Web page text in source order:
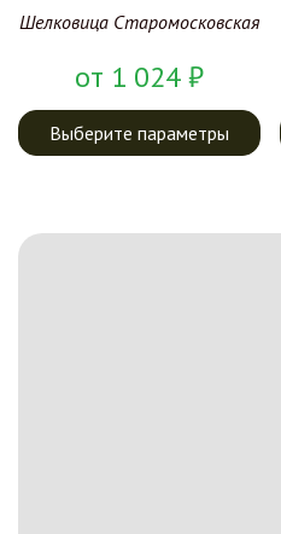
Шелковица Старомосковская
от 1 024₽
Выберите параметры